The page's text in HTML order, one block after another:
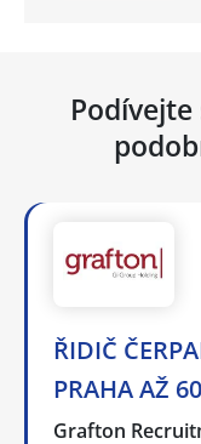
ŘIDIČ
PRAHA AŽ
Grafton